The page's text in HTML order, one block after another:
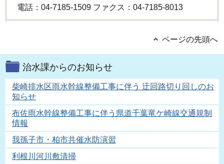
電話：04-7185-1509 ファクス：04-7185-8013
ページの先頭へ
治水課からのお知らせ
柴崎排水区雨水幹線整備工事に伴う 迂回路切り回しのお
知らせ
布佐雨水幹線整備工事に伴う県道千葉竜ケ崎線交通規制
情報
我孫子市・柏市共催水防演習
利根川河川敷清掃